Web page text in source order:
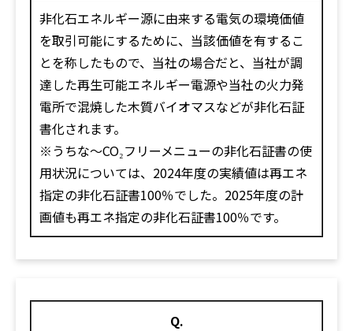
非化石エネルギー源に由来する電気の環境価値
を取引可能にするために、当該価値を有するこ
とを称したもので、当社の場合だと、当社が調
達した再生可能エネルギー電源や当社の火力発
電所で混焼した木質バイオマスなどが非化石証
書化されます。
※うちな～CO₂フリーメニューの非化石証書の使
用状況については、2024年度の実績値は再エネ
指定の非化石証書100％でした。2025年度の計
画値も再エネ指定の非化石証書100％です。
Q.